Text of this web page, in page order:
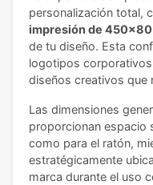
personalización total,
impresión de 450x80
de tu diseño. Esta
logotipos
diseños creativos que
Las dimensiones
proporcionan espacio
como para el ratón,
estratégicamente
marca durante el uso